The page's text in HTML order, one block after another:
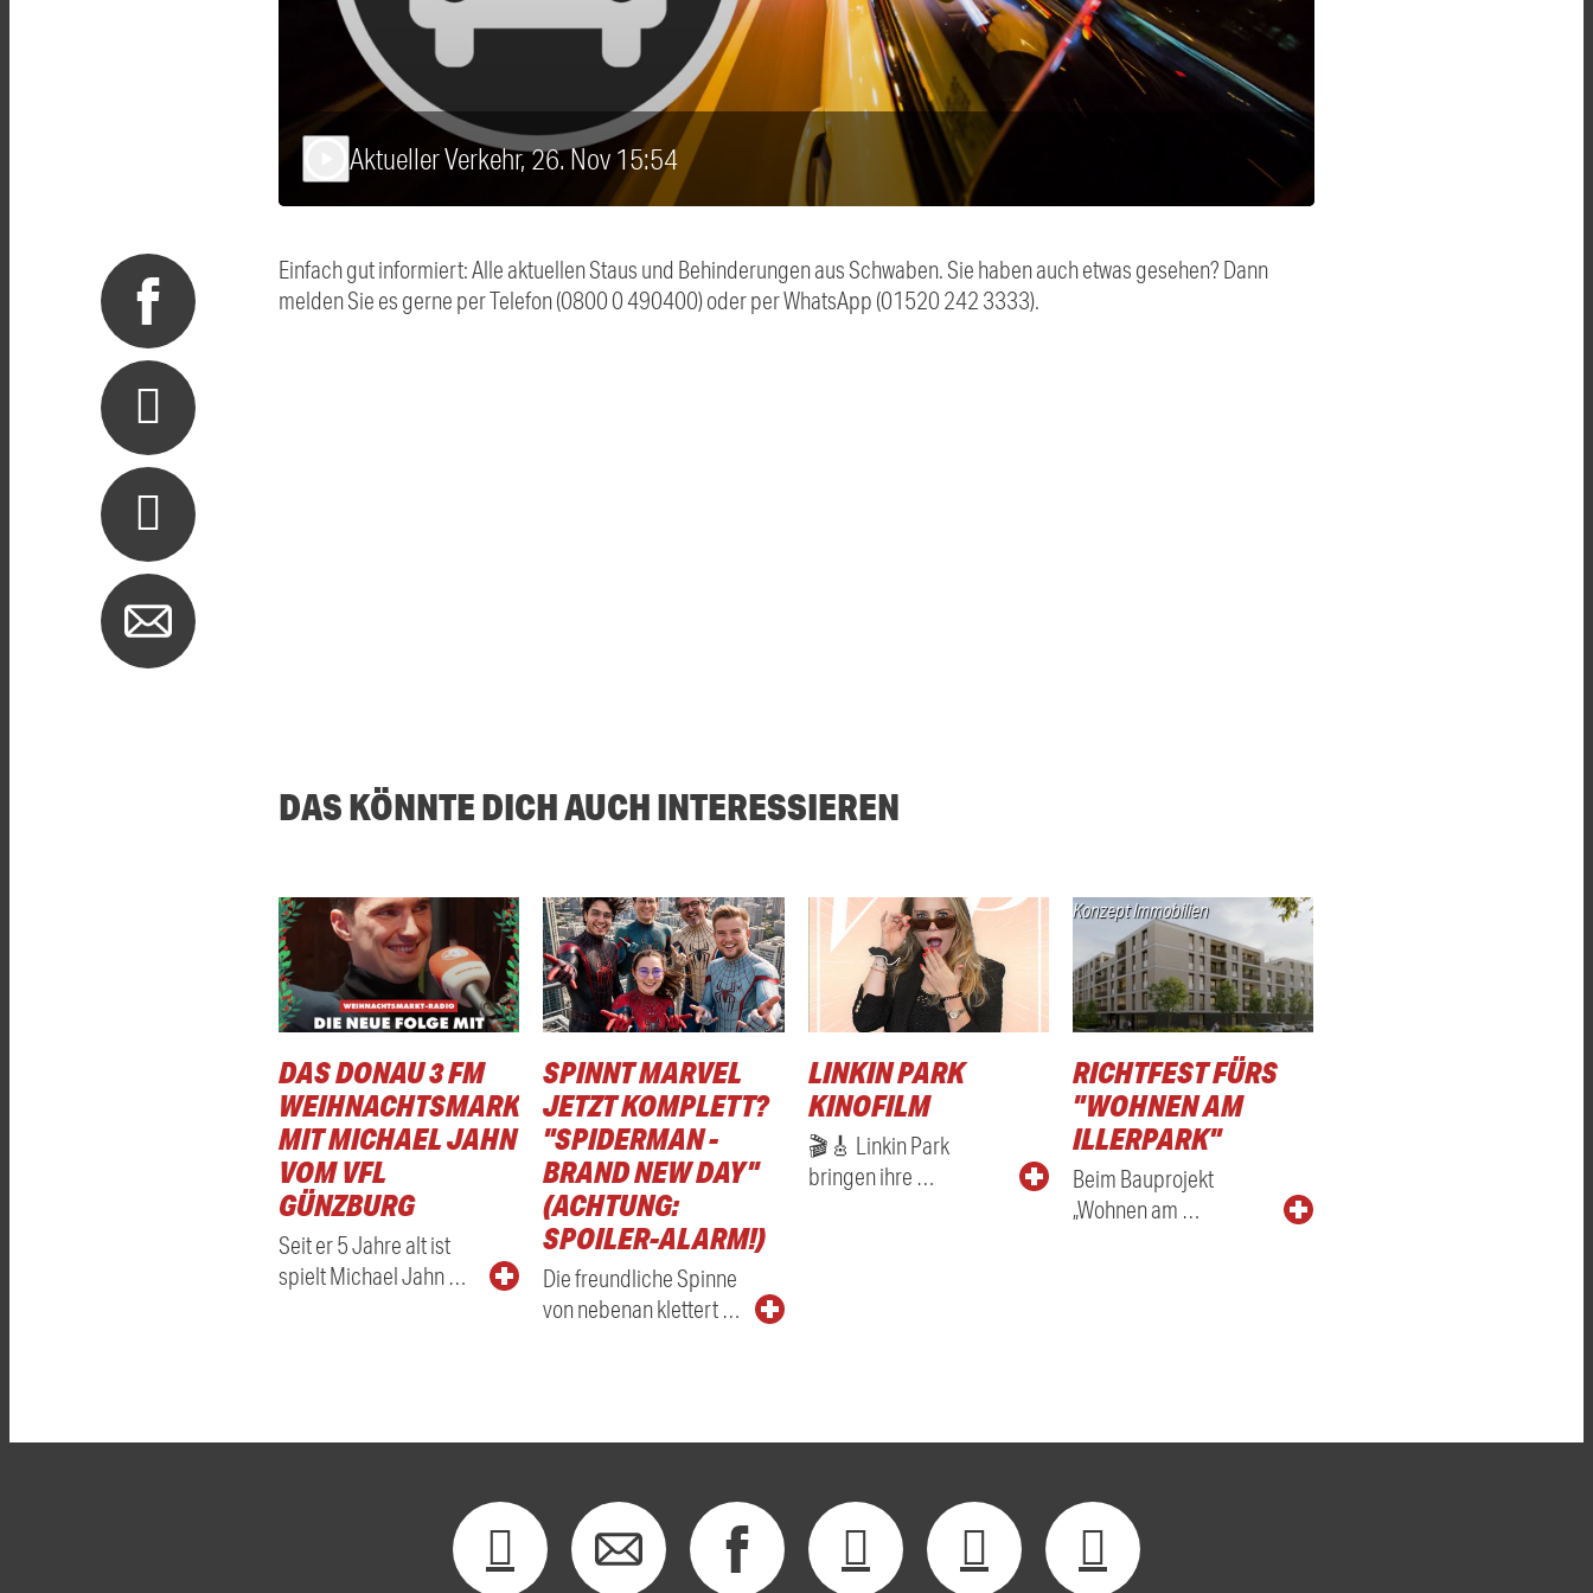
Aktueller Verkehr, 26. Nov 15:54
Einfach gut informiert: Alle aktuellen Staus und Behinderungen aus Schwaben. Sie haben auch etwas gesehen? Dann
melden Sie es gerne per Telefon (0800 0 490400) oder per WhatsApp (01520 242 3333).
DAS KÖNNTE DICH AUCH INTERESSIEREN
DAS DONAU 3 FM
WEIHNACHTSMARKTRADIO
MIT MICHAEL JAHN
VOM VFL
GÜNZBURG
Seit er 5 Jahre alt ist
spielt Michael Jahn …
SPINNT MARVEL
JETZT KOMPLETT?
"SPIDERMAN -
BRAND NEW DAY"
(ACHTUNG:
SPOILER-ALARM!)
Die freundliche Spinne
von nebenan klettert …
LINKIN PARK
KINOFILM
🎬🎸 Linkin Park
bringen ihre …
Konzept Immobilien
RICHTFEST FÜRS
"WOHNEN AM
ILLERPARK"
Beim Bauprojekt
„Wohnen am …